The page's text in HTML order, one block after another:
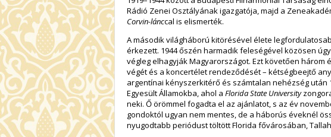
Rádió Zenei Osztályának igazgatója, majd a
Corvin-lánccal is elismerték.
A második világháború kitörésével élete
érkezett. 1944 őszén harmadik feleségével közösen
végleg elhagyják Magyarországot. Ezt követően
végét és a koncertélet rendeződését – kétségbeejtő
argentínai kényszerkitérő és számtalan nehézség után
Egyesült Államokba, ahol a Florida State University
neki. Ő örömmel fogadta el az ajánlatot, s az év
gondoktól ugyan nem mentes, de a háborús éveknél
nyugodtabb periódust töltött Florida fővárosában,